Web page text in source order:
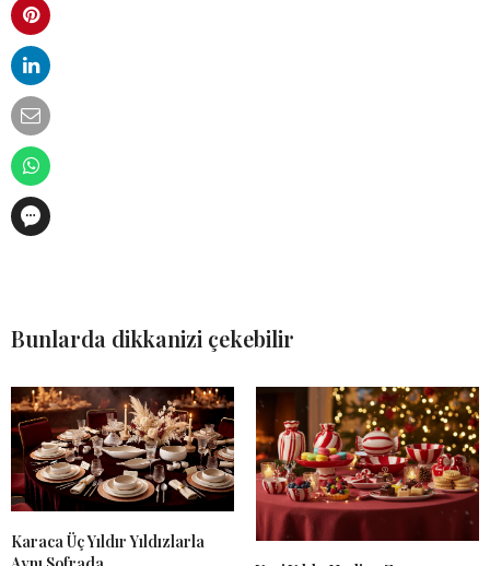
Bunlarda dikkanizi çekebilir
Karaca Üç Yıldır Yıldızlarla